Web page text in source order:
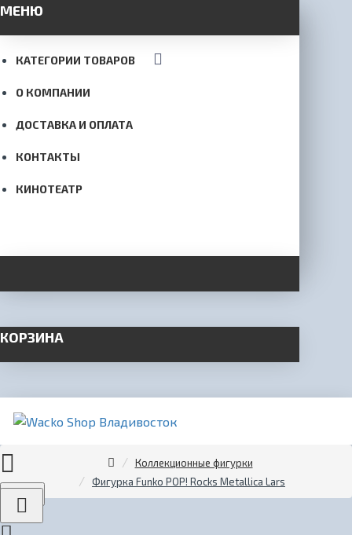
МЕНЮ
КАТЕГОРИИ ТОВАРОВ
О КОМПАНИИ
ДОСТАВКА И ОПЛАТА
КОНТАКТЫ
КИНОТЕАТР
КОРЗИНА
Menu
Коллекционные фигурки
Фигурка Funko POP! Rocks Metallica Lars